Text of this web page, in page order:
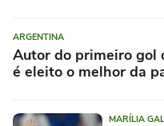
ARGENTINA
Autor do primeiro gol
é eleito o melhor da
MARÍLIA